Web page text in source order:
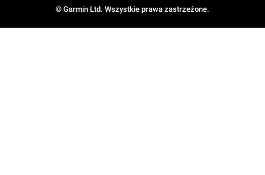
© Garmin Ltd. Wszystkie prawa zastrzeżone.